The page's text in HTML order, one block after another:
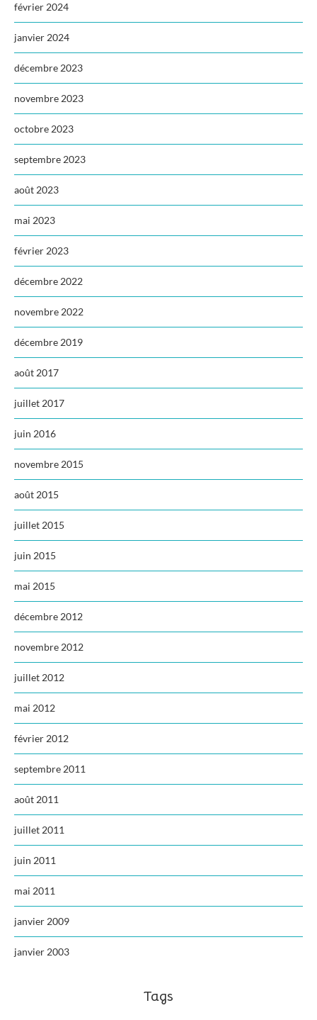
février 2024
janvier 2024
décembre 2023
novembre 2023
octobre 2023
septembre 2023
août 2023
mai 2023
février 2023
décembre 2022
novembre 2022
décembre 2019
août 2017
juillet 2017
juin 2016
novembre 2015
août 2015
juillet 2015
juin 2015
mai 2015
décembre 2012
novembre 2012
juillet 2012
mai 2012
février 2012
septembre 2011
août 2011
juillet 2011
juin 2011
mai 2011
janvier 2009
janvier 2003
Tags